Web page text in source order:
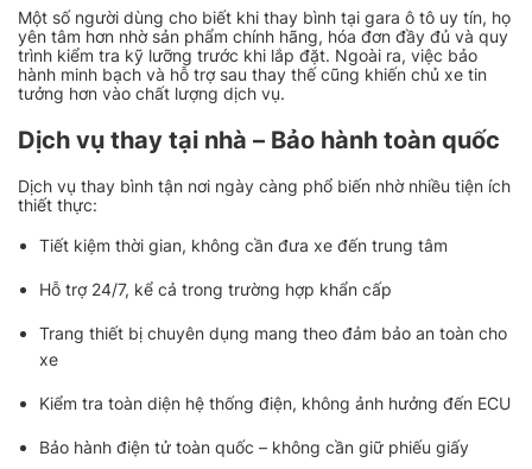
Một số người dùng cho biết khi thay bình tại gara ô tô uy tín, họ
yên tâm hơn nhờ sản phẩm chính hãng, hóa đơn đầy đủ và quy
trình kiểm tra kỹ lưỡng trước khi lắp đặt. Ngoài ra, việc bảo
hành minh bạch và hỗ trợ sau thay thế cũng khiến chủ xe tin
tưởng hơn vào chất lượng dịch vụ.
Dịch vụ thay tại nhà – Bảo hành toàn quốc
Dịch vụ thay bình tận nơi ngày càng phổ biến nhờ nhiều tiện ích
thiết thực:
Tiết kiệm thời gian, không cần đưa xe đến trung tâm
Hỗ trợ 24/7, kể cả trong trường hợp khẩn cấp
Trang thiết bị chuyên dụng mang theo đảm bảo an toàn cho
xe
Kiểm tra toàn diện hệ thống điện, không ảnh hưởng đến ECU
Bảo hành điện tử toàn quốc – không cần giữ phiếu giấy